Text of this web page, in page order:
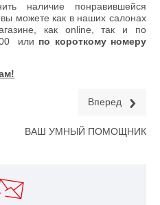
наличие понравившейся
можете как в наших салонах
как online, так и по
или по короткому номеру
Вперед
ВАШ УМНЫЙ ПОМОЩНИК